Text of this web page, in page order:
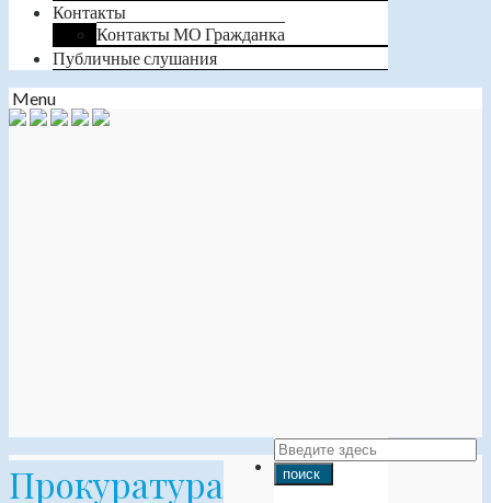
Контакты
Контакты МО Гражданка
Публичные слушания
Menu
Прокуратура